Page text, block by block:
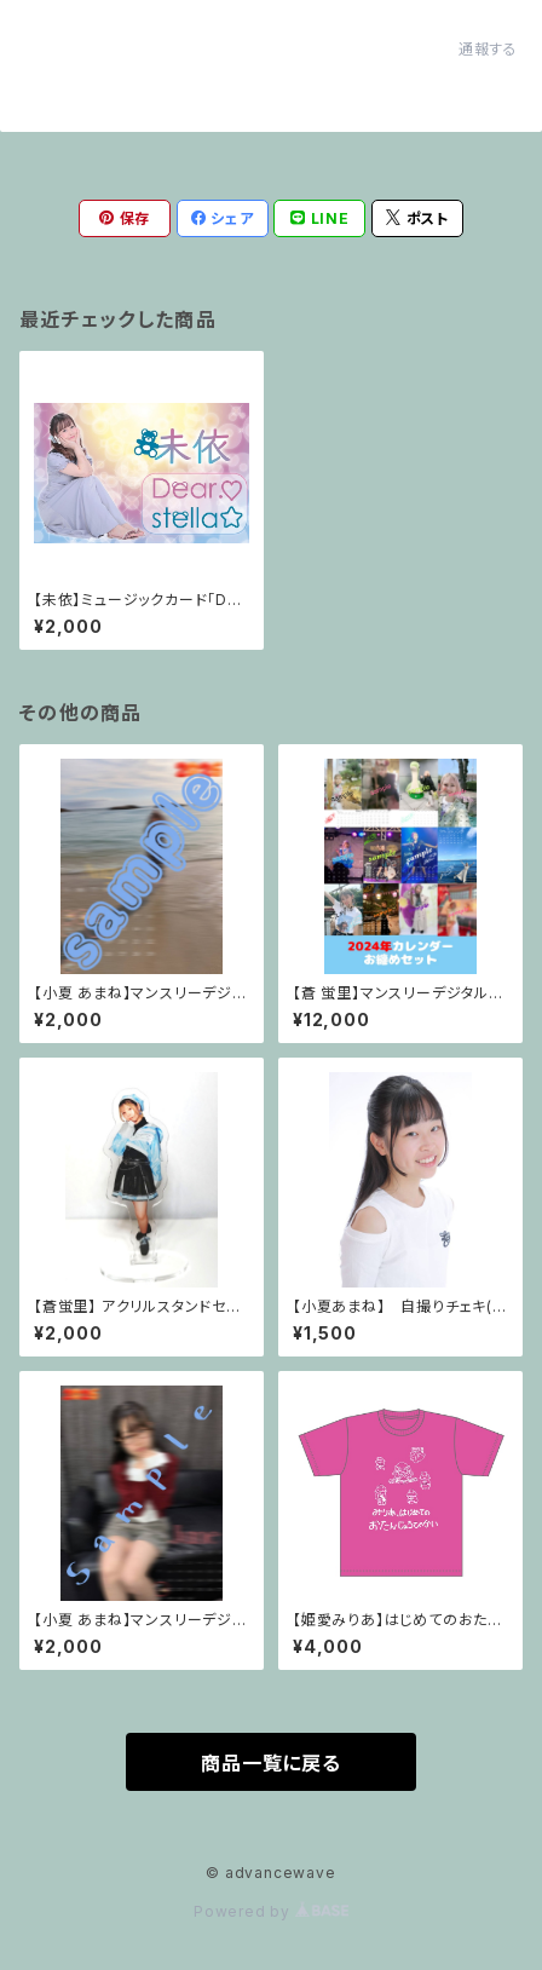
通報する
保存 シェア LINE ポスト
最近チェックした商品
【未依】ミュージックカード｢Dea
r.♡/stella☆｣【mii】
¥2,000
その他の商品
【小夏 あまね】マンスリーデジタ
ルカレンダー2026年8月Ver.
¥2,000
【蒼 蛍里】マンスリーデジタルカ
レンダー2024年お纏めセット
¥12,000
【蒼蛍里】 アクリルスタンドセッ
ト
¥2,000
【小夏あまね】 自撮りチェキ(サ
イン無し)
¥1,500
【小夏 あまね】マンスリーデジタ
ルカレンダー2026年6月Ver.
¥2,000
【姫愛みりあ】はじめてのおたん
じょうびTシャツ
¥4,000
商品一覧に戻る
© advancewave
Powered by